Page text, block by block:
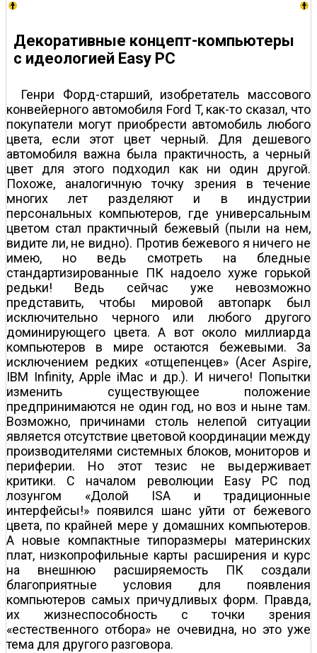
Декоративные концепт-компьютеры
с идеологией Easy PC
Генри Форд-старший, изобретатель массового
конвейерного автомобиля Ford T, как-то сказал, что
покупатели могут приобрести автомобиль любого
цвета, если этот цвет черный. Для дешевого
автомобиля важна была практичность, а черный
цвет для этого подходил как ни один другой.
Похоже, аналогичную точку зрения в течение
многих лет разделяют и в индустрии
персональных компьютеров, где универсальным
цветом стал практичный бежевый (пыли на нем,
видите ли, не видно). Против бежевого я ничего не
имею, но ведь смотреть на бледные
стандартизированные ПК надоело хуже горькой
редьки! Ведь сейчас уже невозможно
представить, чтобы мировой автопарк был
исключительно черного или любого другого
доминирующего цвета. А вот около миллиарда
компьютеров в мире остаются бежевыми. За
исключением редких «отщепенцев» (Acer Aspire,
IBM Infinity, Apple iMac и др.). И ничего! Попытки
изменить существующее положение
предпринимаются не один год, но воз и ныне там.
Возможно, причинами столь нелепой ситуации
является отсутствие цветовой координации между
производителями системных блоков, мониторов и
периферии. Но этот тезис не выдерживает
критики. С началом революции Easy PC под
лозунгом «Долой ISA и традиционные
интерфейсы!» появился шанс уйти от бежевого
цвета, по крайней мере у домашних компьютеров.
А новые компактные типоразмеры материнских
плат, низкопрофильные карты расширения и курс
на внешнюю расширяемость ПК создали
благоприятные условия для появления
компьютеров самых причудливых форм. Правда,
их жизнеспособность с точки зрения
«естественного отбора» не очевидна, но это уже
тема для другого разговора.